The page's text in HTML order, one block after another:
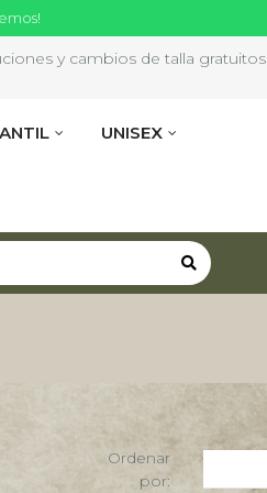
y cambios de talla gratuitos
UNISEX
Ordenar
por: